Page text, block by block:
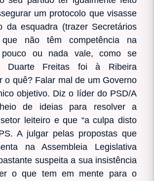
um protocolo que visasse
da esquadra (trazer Secretários
não têm competência na
ou nada vale, como se
Duarte Freitas foi à Ribeira
o quê? Falar mal de um Governo
objetivo. Diz o líder do PSD/A
de ideias para resolver a
leiteiro e que “a culpa disto
A julgar pelas propostas que
na Assembleia Legislativa
suspeita a sua insistência
o que tem em mente para o